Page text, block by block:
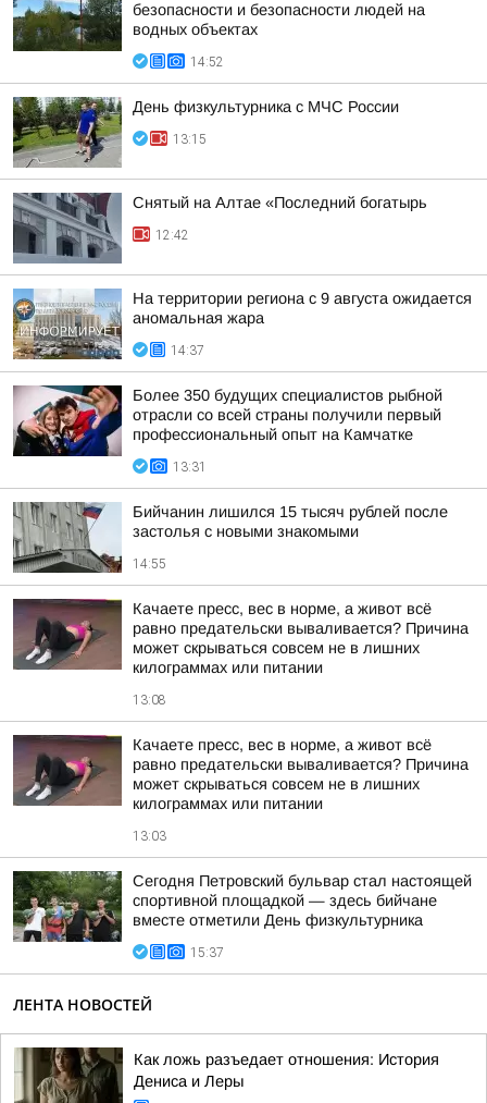
безопасности и безопасности людей на
водных объектах
14:52
День физкультурника с МЧС России
13:15
Снятый на Алтае «Последний богатырь
12:42
На территории региона с 9 августа ожидается
аномальная жара
14:37
Более 350 будущих специалистов рыбной
отрасли со всей страны получили первый
профессиональный опыт на Камчатке
13:31
Бийчанин лишился 15 тысяч рублей после
застолья с новыми знакомыми
14:55
Качаете пресс, вес в норме, а живот всё
равно предательски вываливается? Причина
может скрываться совсем не в лишних
килограммах или питании
13:08
Качаете пресс, вес в норме, а живот всё
равно предательски вываливается? Причина
может скрываться совсем не в лишних
килограммах или питании
13:03
Сегодня Петровский бульвар стал настоящей
спортивной площадкой — здесь бийчане
вместе отметили День физкультурника
15:37
ЛЕНТА НОВОСТЕЙ
Как ложь разъедает отношения: История
Дениса и Леры